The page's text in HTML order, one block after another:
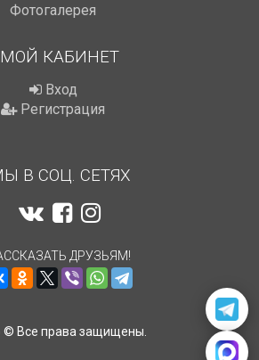
Фотогалерея
МОЙ КАБИНЕТ
Вход
Регистрация
В СОЦ. СЕТЯХ
ДРУЗЬЯМ!
© Все права защищены.